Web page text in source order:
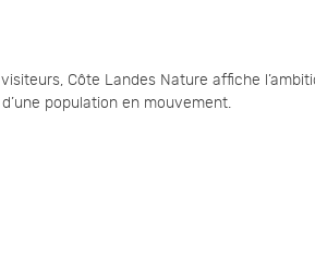
Côte Landes Nature affiche
population en mouvement.